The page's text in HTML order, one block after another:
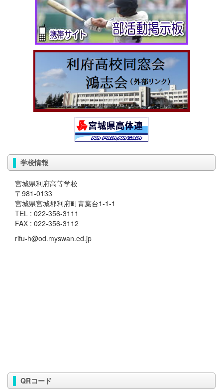
学校情報
宮城県利府高等学校
〒981-0133
宮城県宮城郡利府町青葉台1-1-1
TEL : 022-356-3111
FAX : 022-356-3112
rifu-h@od.myswan.ed.jp
QRコード